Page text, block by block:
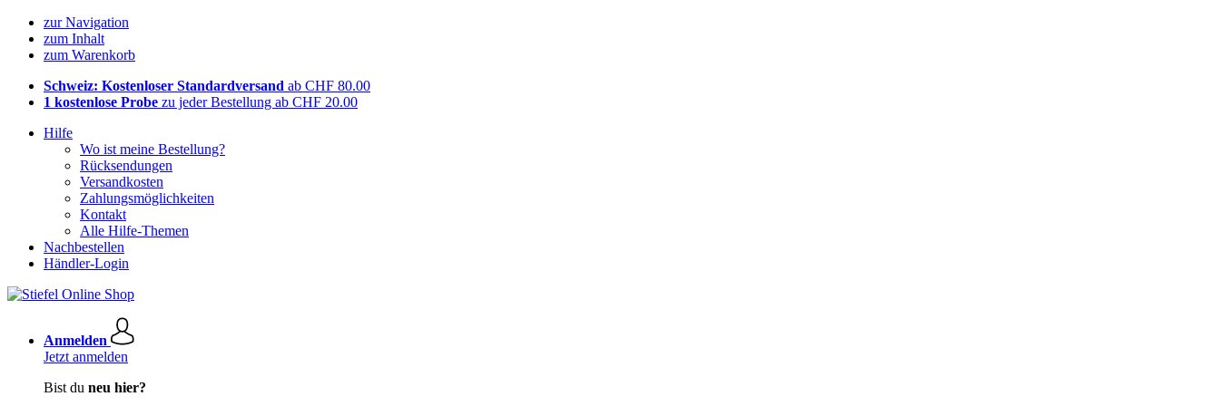
zur Navigation
zum Inhalt
zum Warenkorb
Schweiz: Kostenloser Standardversand ab CHF 80.00
1 kostenlose Probe zu jeder Bestellung ab CHF 20.00
Hilfe
Wo ist meine Bestellung?
Rücksendungen
Versandkosten
Zahlungsmöglichkeiten
Kontakt
Alle Hilfe-Themen
Nachbestellen
Händler-Login
Anmelden
Jetzt anmelden
Bist du neu hier?